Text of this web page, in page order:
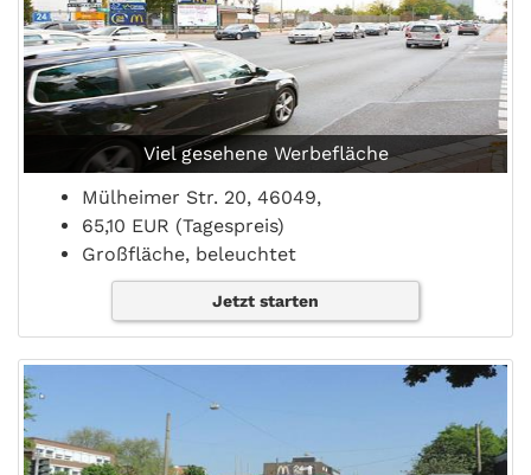
Viel gesehene Werbefläche
Mülheimer Str. 20, 46049,
65,10 EUR (Tagespreis)
Großfläche, beleuchtet
Jetzt starten